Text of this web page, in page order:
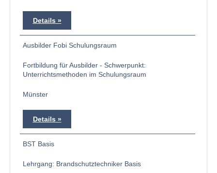
Details
Ausbilder Fobi Schulungsraum
Fortbildung für Ausbilder - Schwerpunkt:
Unterrichtsmethoden im Schulungsraum
Münster
Details
BST Basis
Lehrgang: Brandschutztechniker Basis